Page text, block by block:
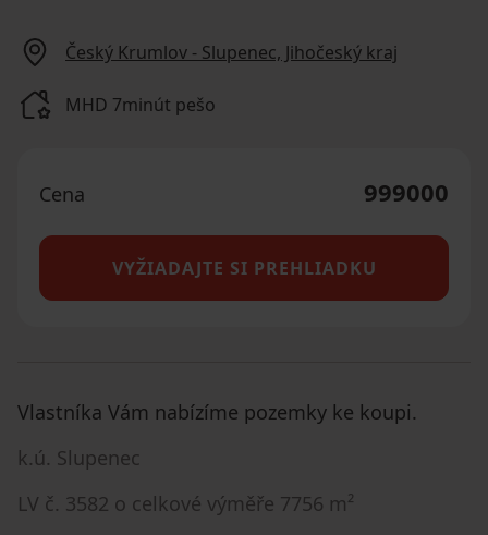
Český Krumlov - Slupenec, Jihočeský kraj
MHD 7minút pešo
Cena 999000
VYŽIADAJTE SI PREHLIADKU
Vlastníka Vám nabízíme pozemky ke koupi.
k.ú. Slupenec
LV č. 3582 o celkové výměře 7756 m²